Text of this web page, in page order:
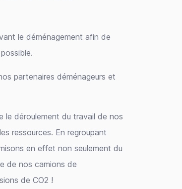
le déménagement afin de
partenaires déménageurs et
le déroulement du travail de nos
ressources. En regroupant
en effet non seulement du
de nos camions de
de CO2 !